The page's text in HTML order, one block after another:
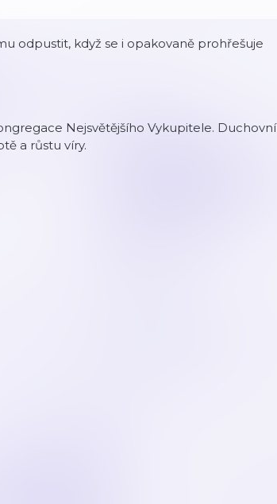
odpustit, když se i opakovaně prohřešuje
Nejsvětějšího Vykupitele. Duchovní
a růstu víry.